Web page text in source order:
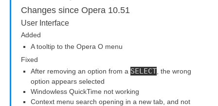
Changes since Opera 10.51
User Interface
Added
A tooltip to the Opera O menu
Fixed
After removing an option from a SELECT, the wrong
option appears selected
Windowless QuickTime not working
Context menu search opening in a new tab, and not